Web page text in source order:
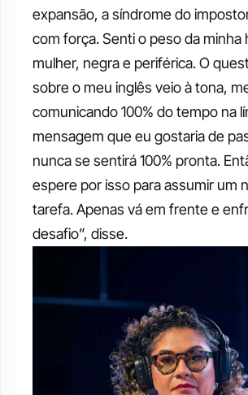
expansão, a síndrome do
com força. Senti o peso da minha
mulher, negra e periférica. O
sobre o meu inglês veio à tona,
comunicando 100% do tempo na
mensagem que eu gostaria de
nunca se sentirá 100% pronta.
espere por isso para assumir um
tarefa. Apenas vá em frente e
desafio”, disse.